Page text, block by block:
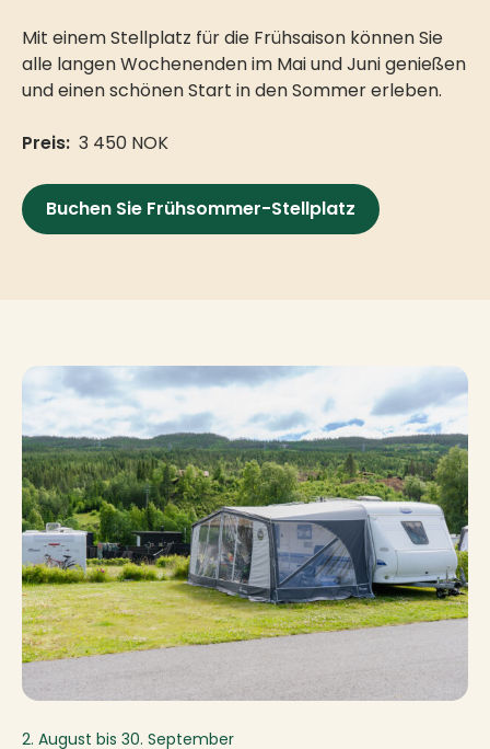
Mit einem Stellplatz für die Frühsaison können Sie
alle langen Wochenenden im Mai und Juni genießen
und einen schönen Start in den Sommer erleben.
Preis: 3 450 NOK
Buchen Sie Frühsommer-Stellplatz
2. August bis 30. September